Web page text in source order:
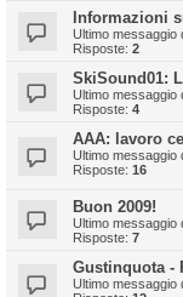
Informazioni
Ultimo messaggio
Risposte: 2
SkiSound01:
Ultimo messaggio
Risposte: 4
AAA: lavoro
Ultimo messaggio
Risposte: 16
Buon 2009!
Ultimo messaggio
Risposte: 7
Gustinquota -
Ultimo messaggio